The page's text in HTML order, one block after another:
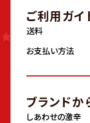
ご利用ガイ
送料
お支払い方法
ブランドか
しあわせの激辛